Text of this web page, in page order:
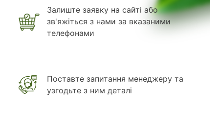
Залиште заявку на сайті або
зв'яжіться з нами за вказаними
телефонами
Поставте запитання менеджеру та
узгодьте з ним деталі